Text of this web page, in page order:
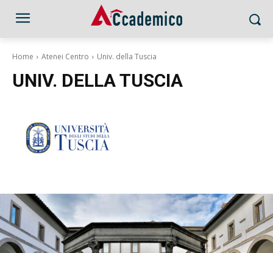
Home Atenei Centro Univ. della Tuscia
UNIV. DELLA TUSCIA